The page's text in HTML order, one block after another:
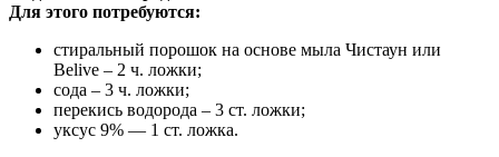
Для этого потребуются:
стиральный порошок на основе мыла Чистаун или
Belive – 2 ч. ложки;
сода – 3 ч. ложки;
перекись водорода – 3 ст. ложки;
уксус 9% — 1 ст. ложка.